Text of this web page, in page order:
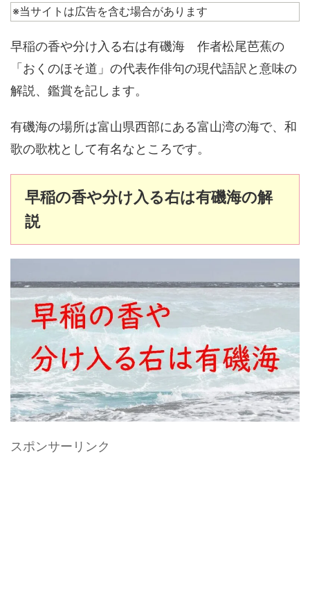
※当サイトは広告を含む場合があります
早稲の香や分け入る右は有磯海 作者松尾芭蕉の
「おくのほそ道」の代表作俳句の現代語訳と意味の
解説、鑑賞を記します。
有磯海の場所は富山県西部にある富山湾の海で、和
歌の歌枕として有名なところです。
早稲の香や分け入る右は有磯海の解
説
スポンサーリンク